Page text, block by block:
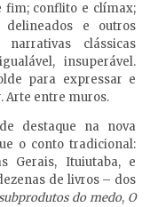
fim; conflito e clímax;
delineados e outros
clássicas
insuperável.
para expressar e
Arte entre muros.
destaque na nova
o conto tradicional:
Gerais, Ituiutaba, e
de livros – dos
do medo, O